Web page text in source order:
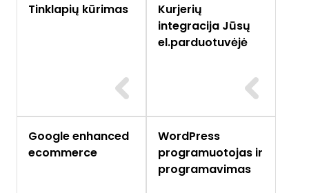
Tinklapių kūrimas
Kurjerių
integracija Jūsų
el.parduotuvėjė
Google enhanced
ecommerce
WordPress
programuotojas ir
programavimas